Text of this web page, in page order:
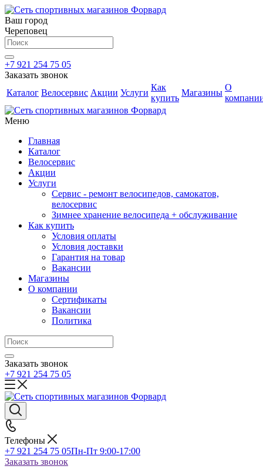
Ваш город
Череповец
+7 921 254 75 05
Заказать звонок
Каталог Велосервис Акции Услуги
Как
купить
Магазины
О
Меню
Главная
Каталог
Велосервис
Акции
Услуги
Сервис - ремонт велосипедов, самокатов,
велосервис
Зимнее хранение велосипеда + обслуживание
Как купить
Условия оплаты
Условия доставки
Гарантия на товар
Вакансии
Магазины
О компании
Сертификаты
Вакансии
Политика
Заказать звонок
+7 921 254 75 05
Телефоны
+7 921 254 75 05Пн-Пт 9:00-17:00
Заказать звонок